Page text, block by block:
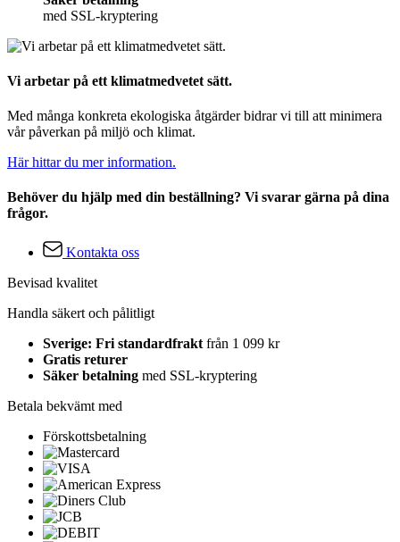
med SSL-kryptering
Vi arbetar på ett klimatmedvetet sätt.
Med många konkreta ekologiska åtgärder bidrar vi till att minimera
vår påverkan på miljö och klimat.
Här hittar du mer information.
Behöver du hjälp med din beställning? Vi svarar gärna på dina
frågor.
Kontakta oss
Bevisad kvalitet
Handla säkert och pålitligt
Sverige: Fri standardfrakt från 1 099 kr
Gratis returer
Säker betalning med SSL-kryptering
Betala bekvämt med
Förskottsbetalning